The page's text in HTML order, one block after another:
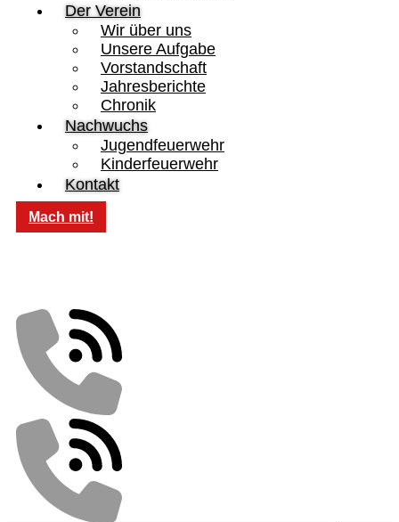
Der Verein
Wir über uns
Unsere Aufgabe
Vorstandschaft
Jahresberichte
Chronik
Nachwuchs
Jugendfeuerwehr
Kinderfeuerwehr
Kontakt
Mach mit!